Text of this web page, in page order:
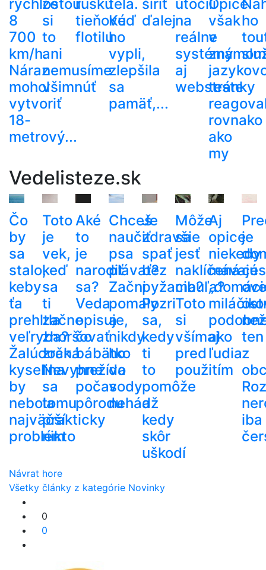
rýchlosťou
8
700
km/h.
Náraz
mohol
vytvoriť
18-
metrový...
že
si
to
ani
nemusíme
všimnúť
ruskú
tieňovú
flotilu
tela.
Keď
ho
vypli,
zlepšila
sa
pamäť,...
šíriť
ďalej
útočili
na
reálne
systémy
aj
webstránky
Opice
však
v
známom
teste
rovnako
ako
my
ho
Vedelisteze.sk
Čo
by
sa
stalo,
keby
ťa
prehltla
veľryba?
Žalúdočná
kyselina
by
nebola
najväčší
problém
Toto
je
vek,
keď
sa
ti
začne
zhoršovať
zrak.
Nevyhne
sa
tomu
prakticky
nikto
Aké
to
je
narodiť
sa?
Veda
opisuje,
čo
bábätko
prežíva
počas
pôrodu
Chceš
naučiť
psa
plávať?
Začni
pomaly
a
nikdy
ho
do
vody
nehádž
Je
zdravšie
spať
bez
pyžama?
Pozri
sa,
kedy
ti
to
pomôže
a
kedy
skôr
uškodí
Môže
sa
jesť
naklíčená
cibuľa?
Toto
si
všímaj
pred
použitím
Aj
opice
niekedy
mávajú
ako
ľudia
je
než
ten
z
iba
Návrat hore
Všetky články z kategórie Novinky
0
0